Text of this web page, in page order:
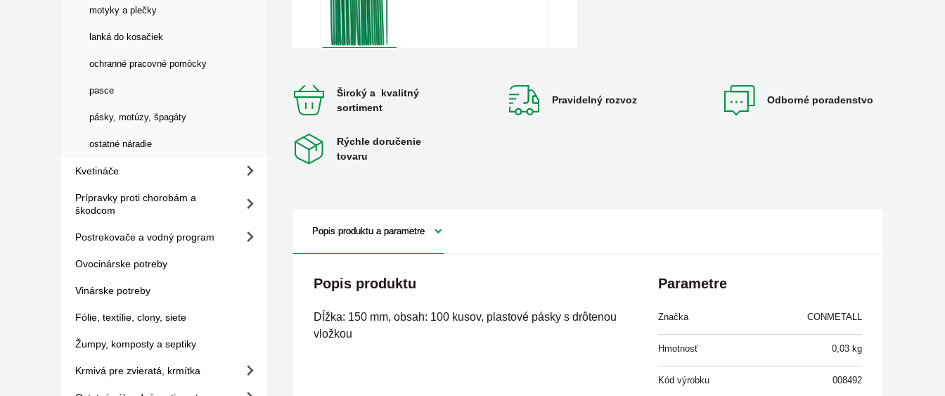
motyky a plečky
lanká do kosačiek
ochranné pracovné pomôcky
pasce
pásky, motúzy, špagáty
ostatné náradie
Kvetináče
Prípravky proti chorobám a
škodcom
Postrekovače a vodný program
Ovocinárske potreby
Vinárske potreby
Fólie, textílie, clony, siete
Žumpy, komposty a septiky
Krmivá pre zvieratá, krmítka
Široký a kvalitný
sortiment
Pravidelný rozvoz Odborné poradenstvo
Rýchle doručenie
tovaru
Popis produktu a parametre
Popis produktu
Dĺžka: 150 mm, obsah: 100 kusov, plastové pásky s drôtenou
vložkou
Parametre
Značka CONMETALL
Hmotnosť 0,03 kg
Kód výrobku 008492